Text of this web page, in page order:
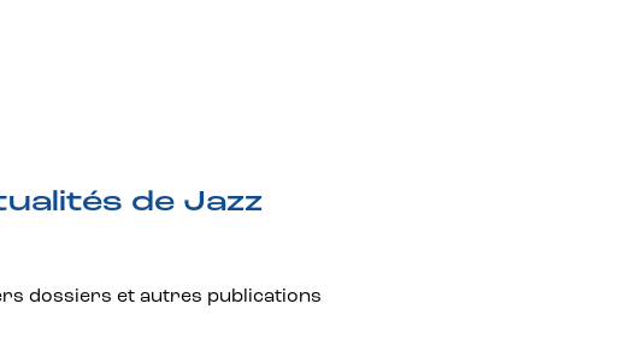
de Jazz
dossiers et autres publications